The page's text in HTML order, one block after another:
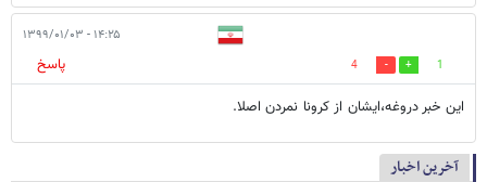
۱۴:۲۵ - ۱۳۹۹/۰۱/۰۳
1
4
پاسخ
این خبر دروغه،ایشان از کرونا نمردن اصلا.
آخرین اخبار